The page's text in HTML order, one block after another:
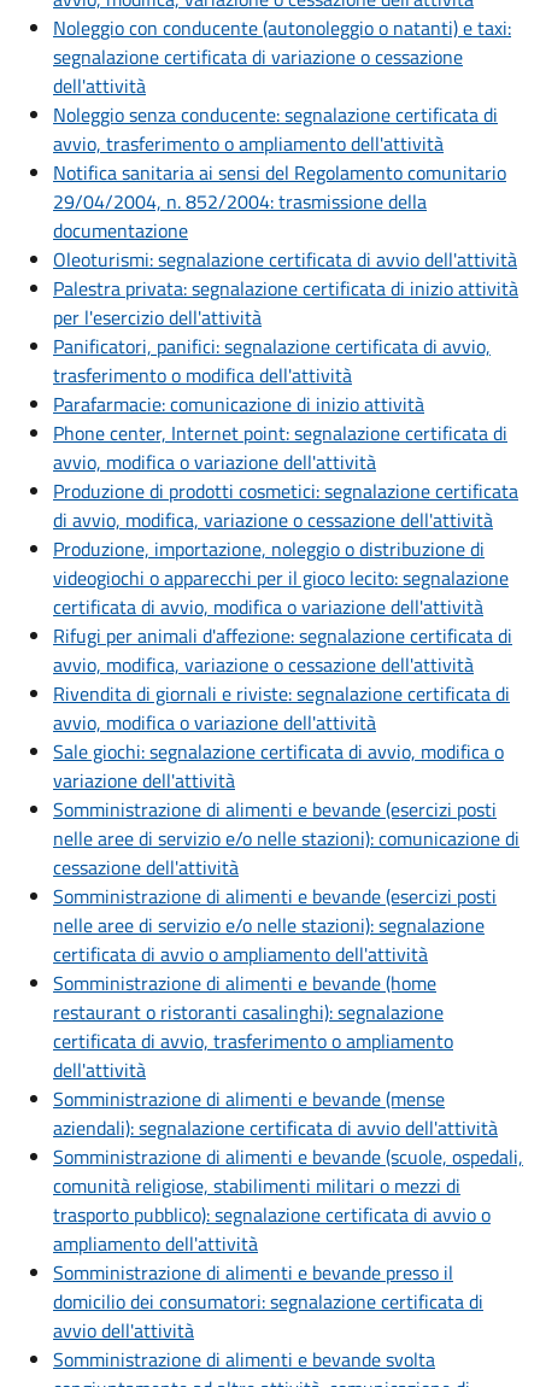
Noleggio con conducente (autonoleggio o natanti) e taxi:
segnalazione certificata di variazione o cessazione
dell'attività
Noleggio senza conducente: segnalazione certificata di
avvio, trasferimento o ampliamento dell'attività
Notifica sanitaria ai sensi del Regolamento comunitario
29/04/2004, n. 852/2004: trasmissione della
documentazione
Oleoturismi: segnalazione certificata di avvio dell'attività
Palestra privata: segnalazione certificata di inizio attività
per l'esercizio dell'attività
Panificatori, panifici: segnalazione certificata di avvio,
trasferimento o modifica dell'attività
Parafarmacie: comunicazione di inizio attività
Phone center, Internet point: segnalazione certificata di
avvio, modifica o variazione dell'attività
Produzione di prodotti cosmetici: segnalazione certificata
di avvio, modifica, variazione o cessazione dell'attività
Produzione, importazione, noleggio o distribuzione di
videogiochi o apparecchi per il gioco lecito: segnalazione
certificata di avvio, modifica o variazione dell'attività
Rifugi per animali d'affezione: segnalazione certificata di
avvio, modifica, variazione o cessazione dell'attività
Rivendita di giornali e riviste: segnalazione certificata di
avvio, modifica o variazione dell'attività
Sale giochi: segnalazione certificata di avvio, modifica o
variazione dell'attività
Somministrazione di alimenti e bevande (esercizi posti
nelle aree di servizio e/o nelle stazioni): comunicazione di
cessazione dell'attività
Somministrazione di alimenti e bevande (esercizi posti
nelle aree di servizio e/o nelle stazioni): segnalazione
certificata di avvio o ampliamento dell'attività
Somministrazione di alimenti e bevande (home
restaurant o ristoranti casalinghi): segnalazione
certificata di avvio, trasferimento o ampliamento
dell'attività
Somministrazione di alimenti e bevande (mense
aziendali): segnalazione certificata di avvio dell'attività
Somministrazione di alimenti e bevande (scuole, ospedali,
comunità religiose, stabilimenti militari o mezzi di
trasporto pubblico): segnalazione certificata di avvio o
ampliamento dell'attività
Somministrazione di alimenti e bevande presso il
domicilio dei consumatori: segnalazione certificata di
avvio dell'attività
Somministrazione di alimenti e bevande svolta